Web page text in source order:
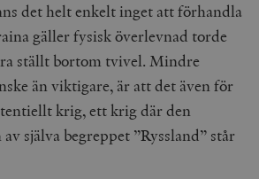
det helt enkelt inget att förhandla
gäller fysisk överlevnad torde
ställt bortom tvivel. Mindre
än viktigare, är att det även för
krig, ett krig där den
själva begreppet ”Ryssland” står